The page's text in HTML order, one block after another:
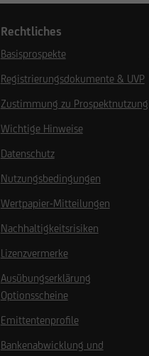
Rechtliches
Basisprospekte
Registrierungsdokumente & UVP
Zustimmung zu Prospektnutzung
Wichtige Hinweise
Datenschutz
Nutzungsbedingungen
Wertpapier-Mitteilungen
Nachhaltigkeitsrisiken
Lizenzvermerke
Ausübungserklärung
Optionsscheine
Emittentenprofile
Bankenabwicklung und